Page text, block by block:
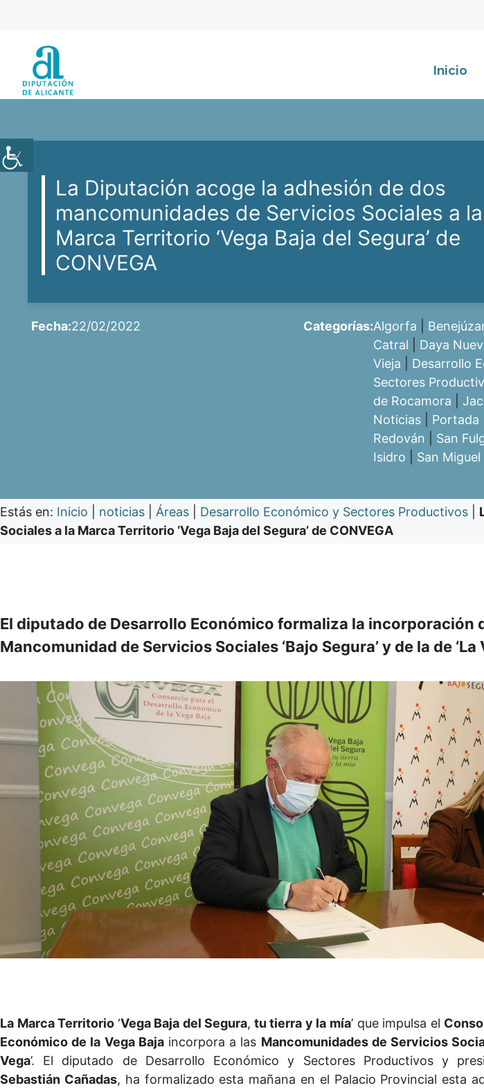
contenido
Inicio
La Diputación acoge la adhesión de dos
mancomunidades de Servicios Sociales a la
Marca Territorio ‘Vega Baja del Segura’ de
CONVEGA
Fecha:22/02/2022 Categorías:Algorfa
Catral
Daya
Vieja
Desarrollo
Sectores
de Rocamora
Noticias
Portada
Redován
San
Isidro
San
Estás en: Inicio noticias Áreas Desarrollo Económico y Sectores Productivos
Sociales a la Marca Territorio ‘Vega Baja del Segura’ de CONVEGA
El diputado de Desarrollo Económico formaliza la incorporación
Mancomunidad de Servicios Sociales ‘Bajo Segura’ y de la de ‘La
La Marca Territorio ‘Vega Baja del Segura, tu tierra y la mía’ que impulsa el
Económico de la Vega Bajaincorpora a las Mancomunidades de Servicios
Vega’. El diputado de Desarrollo Económico y Sectores Productivos y
Sebastián Cañadas, ha formalizado esta mañana en el Palacio Provincial esta